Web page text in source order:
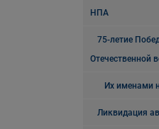
НПА
75-летие
Отечественной
Их именами
Ликвидация